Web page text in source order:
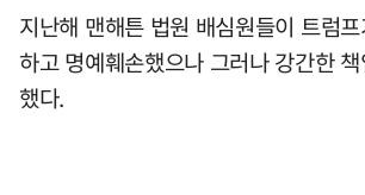
지난해 맨해튼 법원 배심원들이 트럼
하고 명예훼손했으나 그러나 강간한
했다.